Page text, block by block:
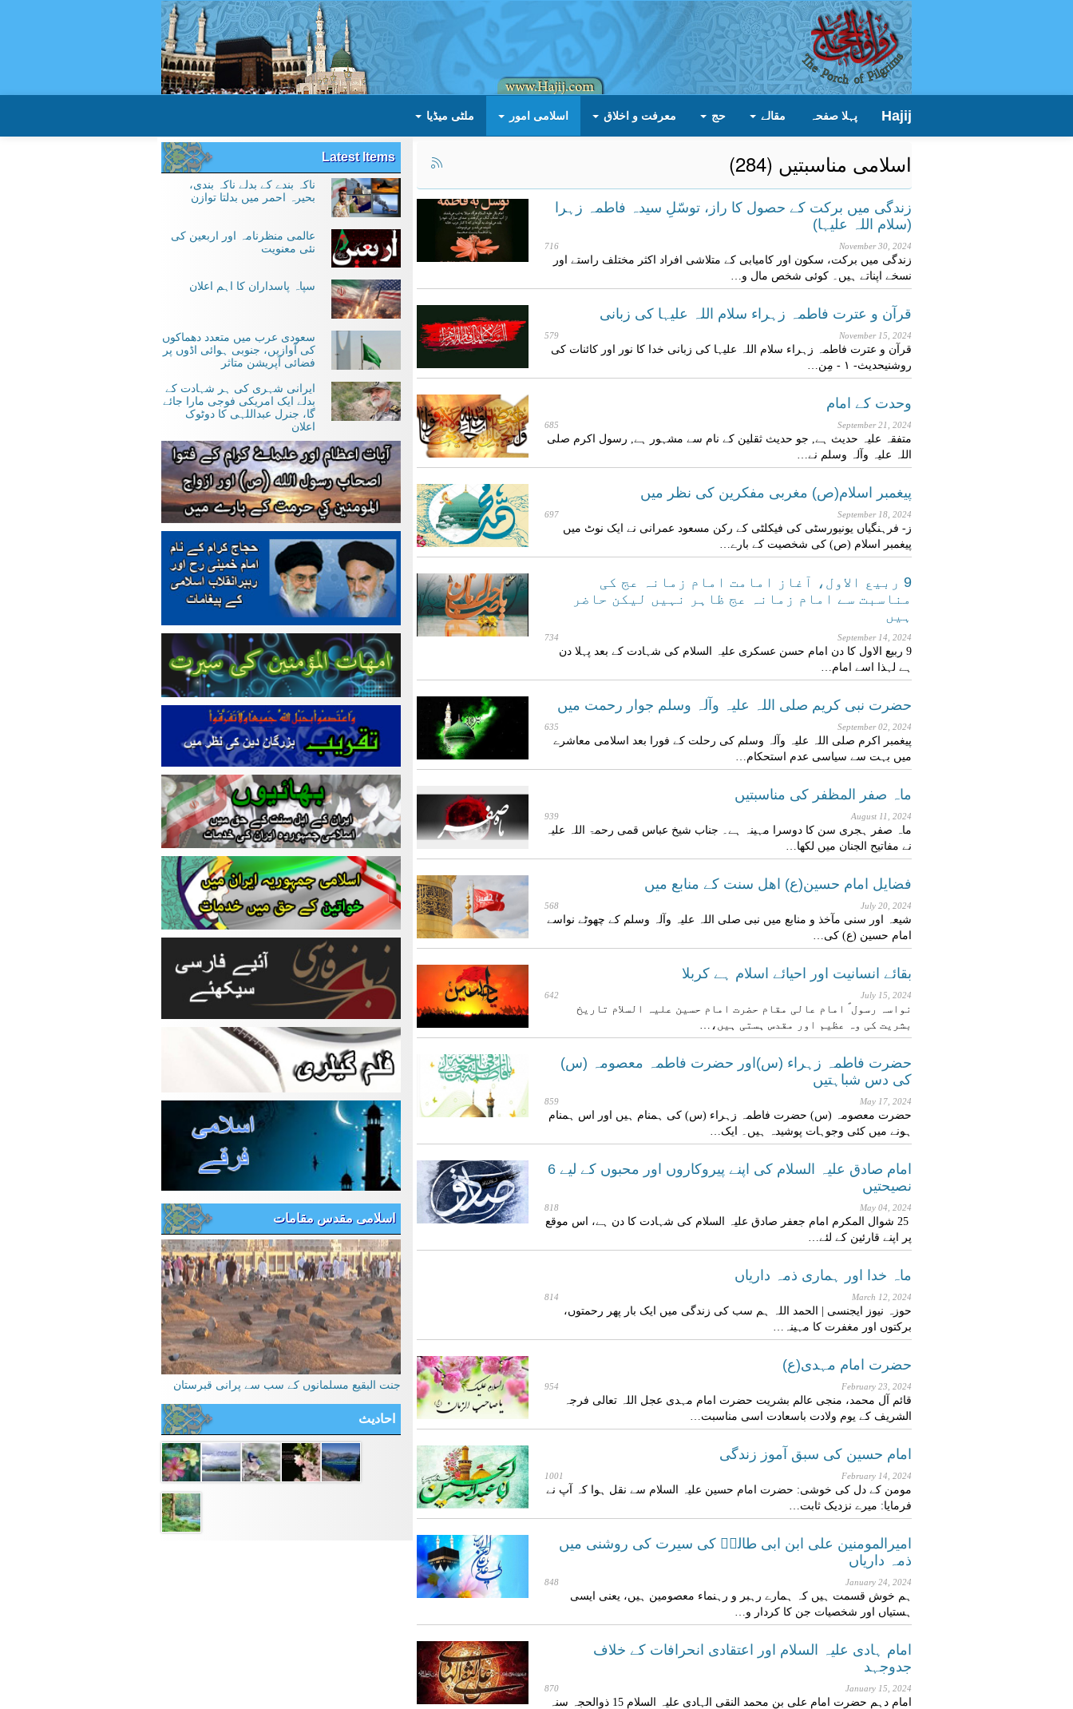
Hajij پہلا صفحہ مقالے حج معرفت و اخلاق اسلامی امور ملٹی میڈیا
اسلامی مناسبتیں (284)
زندگی میں برکت کے حصول کا راز، توسّلِ سیدہ فاطمہ زہرا
(سلام اللہ علیہا)
November 30, 2024
716
زندگی میں برکت، سکون اور کامیابی کے متلاشی افراد اکثر مختلف راستے اور
نسخے اپناتے ہیں۔ کوئی شخص مال و…
قرآن و عترت فاطمہ زہراء سلام اللہ علیہا کی زبانی
November 15, 2024
579
قرآن و عترت فاطمہ زہراء سلام اللہ علیہا کی زبانی خدا کا نور اور کائنات کی
روشنیحديث- ۱ - مِن…
وحدت کے امام
September 21, 2024
685
متفقہ علیہ حدیث ہے, جو حدیث ثقلین کے نام سے مشہور ہے, رسول اکرم صلی
اللہ علیہ وآلہ وسلم نے…
پیغمبر اسلام(ص) مغربی مفکرین کی نظر میں
September 18, 2024
697
ز- فرہنگیاں یونیورسٹی کی فیکلٹی کے رکن مسعود عمرانی نے ایک نوٹ میں
پیغمبر اسلام (ص) کی شخصیت کے بارے…
9 ربیع الاول، آغاز امامت امام زمانہ عج کی
مناسبت سے امام زمانہ عج ظاہر نہیں لیکن حاضر
ہیں
September 14, 2024
734
9 ربیع الاول کا دن امام حسن عسکری علیہ السلام کی شہادت کے بعد پہلا دن
ہے لہذا اسے امام…
حضرت نبی کریم صلی اللہ علیہ وآلہ وسلم جوار رحمت میں
September 02, 2024
635
پیغمبر اکرم صلی اللہ علیہ وآلہ وسلم کی رحلت کے فورا بعد اسلامی معاشرے
میں بہت سے سیاسی عدم استحکام…
ماہ صفر المظفر کی مناسبتیں
August 11, 2024
939
ماہ صفر ہجری سن کا دوسرا مہینہ ہے۔ جناب شیخ عباس قمی رحمۃ اللہ علیہ
نے مفاتیح الجنان میں لکھا…
فضایل امام حسین(ع) اهل سنت کے منابع میں
July 20, 2024
568
شیعہ اور سنی مآخذ و منابع میں نبی صلی اللہ علیہ وآلہ وسلم کے چھوٹے نواسے
امام حسین (ع) کی…
بقائے انسانیت اور احیائے اسلام ہے کربلا
July 15, 2024
642
نواسہ رسول ؐ امام عالی مقام حضرت امام حسین علیہ السلام تاریخ
بشریت کی وہ عظیم اور مقدس ہستی ہیں،…
حضرت فاطمہ زہراء (س)اور حضرت فاطمہ معصومہ (س)
کی دس شباہتیں
May 17, 2024
859
حضرت معصومہ (س) حضرت فاطمہ زہراء (س) کی ہمنام ہیں اور اس ہمنام
ہونے میں کئی وجوہات پوشیدہ ہیں۔ ایک…
امام صادق علیہ السلام کی اپنے پیروکاروں اور محبوں کے لیے 6
نصیحتیں
May 04, 2024
818
25 شوال المکرم امام جعفر صادق علیہ السلام کی شہادت کا دن ہے، اس موقع
پر اپنے قارئین کے لئے…
ماہ خدا اور ہماری ذمہ داریاں
March 12, 2024
814
حوزہ نیوز ایجنسی | الحمد اللہ ہم سب کی زندگی میں ایک بار پھر رحمتوں،
برکتوں اور مغفرت کا مہینہ…
حضرت امام مہدی(ع)
February 23, 2024
954
قائم آل محمد، منجی عالم بشریت حضرت امام مہدی عجل اللہ تعالی فرجہ
الشریف کے یوم ولادت باسعادت اسی مناسبت…
امام حسین کی سبق آموز زندگی
February 14, 2024
1001
مومن کے دل کی خوشی: حضرت امام حسین علیہ السلام سے نقل ہوا کہ آپ نے
فرمایا: میرے نزدیک ثابت…
امیرالمومنین علی ابن ابی طالبؑ کی سیرت کی روشنی میں
ذمہ داریاں
January 24, 2024
848
ہم خوش قسمت ہیں کہ ہمارے رہبر و رہنماء معصومین ہیں، یعنی ایسی
ہستیاں اور شخصیات جن کا کردار و…
امام ہادی علیہ السلام اور اعتقادی انحرافات کے خلاف
جدوجہد
January 15, 2024
870
امام دہم حضرت امام علی بن محمد النقی الہادی علیہ السلام 15 ذوالحجہ سنہ
Latest Items
ناکہ بندے کے بدلے ناکہ بندی،
بحیرہ احمر میں بدلتا توازن
عالمی منظرنامہ اور اربعین کی
نئی معنویت
سپاہ پاسداران کا اہم اعلان
سعودی عرب میں متعدد دھماکوں
کی آوازیں، جنوبی ہوائی اڈوں پر
فضائی آپریشن متاثر
ایرانی شہری کی ہر شہادت کے
بدلے ایک امریکی فوجی مارا جائے
گا، جنرل عبداللہی کا دوٹوک
اعلان
اسلامی مقدس مقامات
جنت البقیع مسلمانوں کے سب سے پرانی قبرستان
احادیث